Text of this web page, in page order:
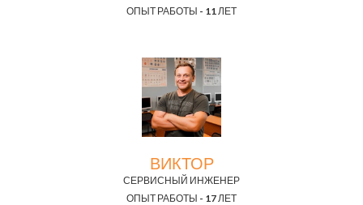
ОПЫТ РАБОТЫ - 11 ЛЕТ
ВИКТОР
СЕРВИСНЫЙ ИНЖЕНЕР
ОПЫТ РАБОТЫ - 17 ЛЕТ